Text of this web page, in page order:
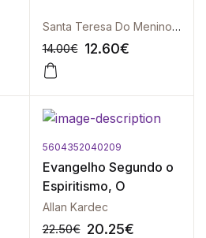
Santa Teresa Do Menino Jesus
14.00€ 12.60€
5604352040209
Evangelho Segundo o
Espiritismo, O
Allan Kardec
22.50€ 20.25€